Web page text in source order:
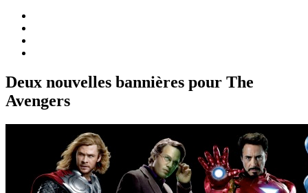
Deux nouvelles bannières pour The
Avengers